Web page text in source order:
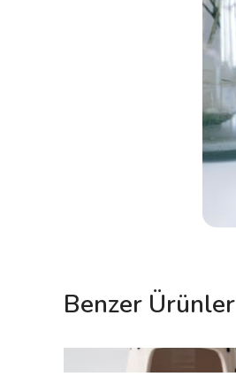
Benzer Ürünler